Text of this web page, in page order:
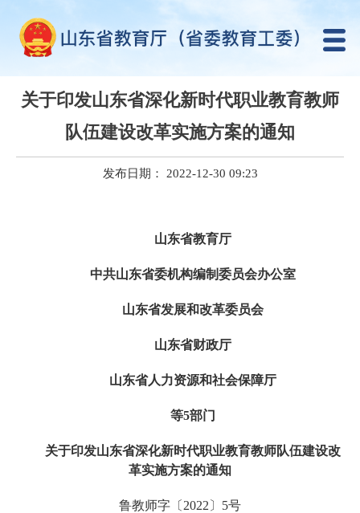
关于印发山东省深化新时代职业教育教师
队伍建设改革实施方案的通知
发布日期： 2022-12-30 09:23
山东省教育厅
中共山东省委机构编制委员会办公室
山东省发展和改革委员会
山东省财政厅
山东省人力资源和社会保障厅
等5部门
关于印发山东省深化新时代职业教育教师队伍建设改
革实施方案的通知
鲁教师字〔2022〕5号